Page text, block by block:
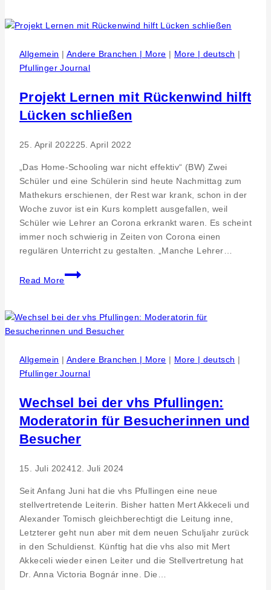
Digitale
in
Pfullingen
Allgemein | Andere Branchen | More | More | deutsch |
Pfullinger Journal
Projekt Lernen mit Rückenwind hilft
Lücken schließen
25. April 202225. April 2022
„Das Home-Schooling war nicht effektiv“ (BW) Zwei
Schüler und eine Schülerin sind heute Nachmittag zum
Mathekurs erschienen, der Rest war krank, schon in der
Woche zuvor ist ein Kurs komplett ausgefallen, weil
Schüler wie Lehrer an Corona erkrankt waren. Es scheint
immer noch schwierig in Zeiten von Corona einen
regulären Unterricht zu gestalten. „Manche Lehrer…
Read More
Projekt
Lernen
Rückenwind
hilft
schließen
Allgemein | Andere Branchen | More | More | deutsch |
Pfullinger Journal
Wechsel bei der vhs Pfullingen:
Moderatorin für Besucherinnen und
Besucher
15. Juli 202412. Juli 2024
Seit Anfang Juni hat die vhs Pfullingen eine neue
stellvertretende Leiterin. Bisher hatten Mert Akkeceli und
Alexander Tomisch gleichberechtigt die Leitung inne,
Letzterer geht nun aber mit dem neuen Schuljahr zurück
in den Schuldienst. Künftig hat die vhs also mit Mert
Akkeceli wieder einen Leiter und die Stellvertretung hat
Dr. Anna Victoria Bognár inne. Die…